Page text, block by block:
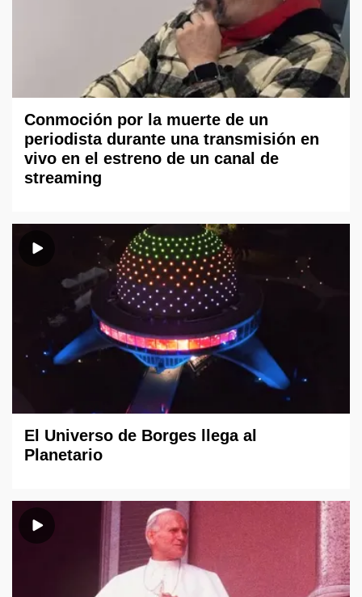
Conmoción por la muerte de un
periodista durante una transmisión en
vivo en el estreno de un canal de
streaming
El Universo de Borges llega al
Planetario